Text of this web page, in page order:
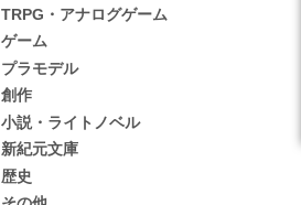
TRPG・アナログゲーム
ゲーム
プラモデル
創作
小説・ライトノベル
新紀元文庫
歴史